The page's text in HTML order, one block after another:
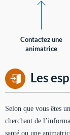
Contactez une
animatrice
Les
Selon que vous êtes
cherchant de
santé ou une